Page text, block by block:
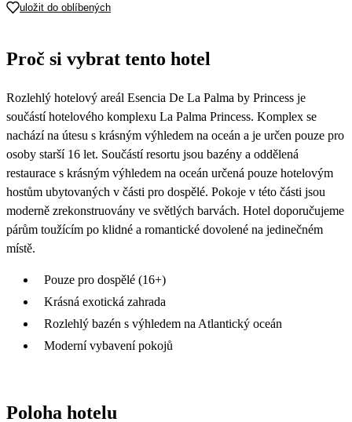
24
31
uložit do oblíbených
Proč si vybrat tento hotel
Rozlehlý hotelový areál Esencia De La Palma by Princess je
součástí hotelového komplexu La Palma Princess. Komplex se
nachází na útesu s krásným výhledem na oceán a je určen pouze pro
osoby starší 16 let. Součástí resortu jsou bazény a oddělená
restaurace s krásným výhledem na oceán určená pouze hotelovým
hostům ubytovaných v části pro dospělé. Pokoje v této části jsou
moderně zrekonstruovány ve světlých barvách. Hotel doporučujeme
párům toužícím po klidné a romantické dovolené na jedinečném
místě.
Pouze pro dospělé (16+)
Krásná exotická zahrada
Rozlehlý bazén s výhledem na Atlantický oceán
Moderní vybavení pokojů
Poloha hotelu